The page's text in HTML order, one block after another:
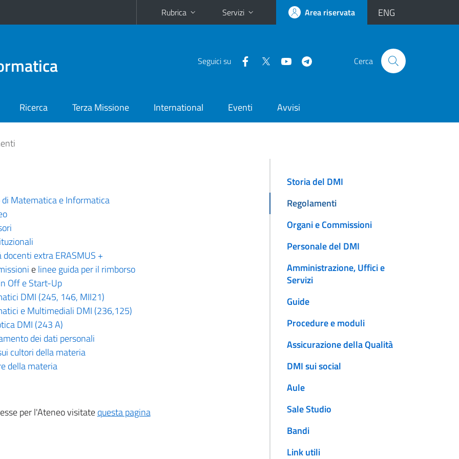
Rubrica Servizi Area riservata ENG
Seguici su Cerca
Ricerca Terza Missione International Eventi Avvisi
Matematica e Informatica
extra ERASMUS +
elinee guida per il rimborso
Off e Start-Up
DMI (245, 146, MII21)
e Multimediali DMI (236,125)
DMI (243 A)
dei dati personali
cultori della materia
della materia
per l'Ateneo visitatequesta pagina
Storia del DMI
Regolamenti
Organi e Commissioni
Personale del DMI
Amministrazione, Uffici e
Servizi
Guide
Procedure e moduli
Assicurazione della Qualità
DMI sui social
Aule
Sale Studio
Bandi
Link utili